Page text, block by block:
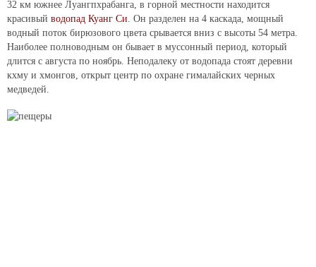
32 км южнее Луангпхрабанга, в горной местности находится
красивый водопад Куанг Си. Он разделен на 4 каскада, мощный
водный поток бирюзового цвета срывается вниз с высоты 54 метра.
Наиболее полноводным он бывает в муссонный период, который
длится с августа по ноябрь. Неподалеку от водопада стоят деревни
кхму и хмонгов, открыт центр по охране гималайских черных
медведей.